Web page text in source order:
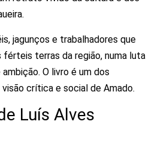
jagunços e trabalhadores que
terras da região, numa luta
O livro é um dos
crítica e social de Amado.
Luís Alves